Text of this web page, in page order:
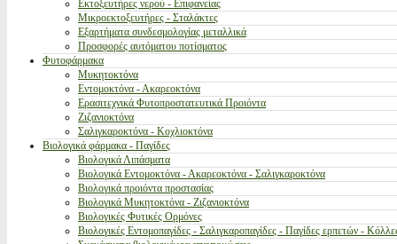
Εκτοξευτήρες νερού - Επιφανείας
Μικροεκτοξευτήρες - Σταλάκτες
Εξαρτήματα συνδεσμολογίας μεταλλικά
Προσφορές αυτόματου ποτίσματος
Φυτοφάρμακα
Μυκητοκτόνα
Εντομοκτόνα - Ακαρεοκτόνα
Ερασιτεχνικά Φυτοπροστατευτικά Προιόντα
Ζιζανιοκτόνα
Σαλιγκαροκτόνα - Κοχλιοκτόνα
Βιολογικά φάρμακα - Παγίδες
Βιολογικά Λιπάσματα
Βιολογικά Εντομοκτόνα - Ακαρεοκτόνα - Σαλιγκαροκτόνα
Βιολογικά προιόντα προστασίας
Βιολογικά Μυκητοκτόνα - Ζιζανιοκτόνα
Βιολογικές Φυτικές Ορμόνες
Βιολογικές Εντομοπαγίδες - Σαλιγκαροπαγίδες - Παγίδες ερπετών -